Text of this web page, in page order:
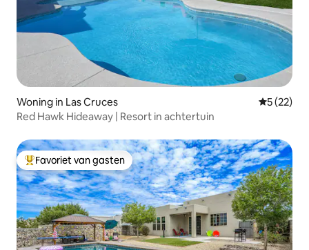
Woning in Las Cruces
5 (22)
Red Hawk Hideaway | Resort in achtertuin
Topfavoriet van gasten
Favoriet van gasten